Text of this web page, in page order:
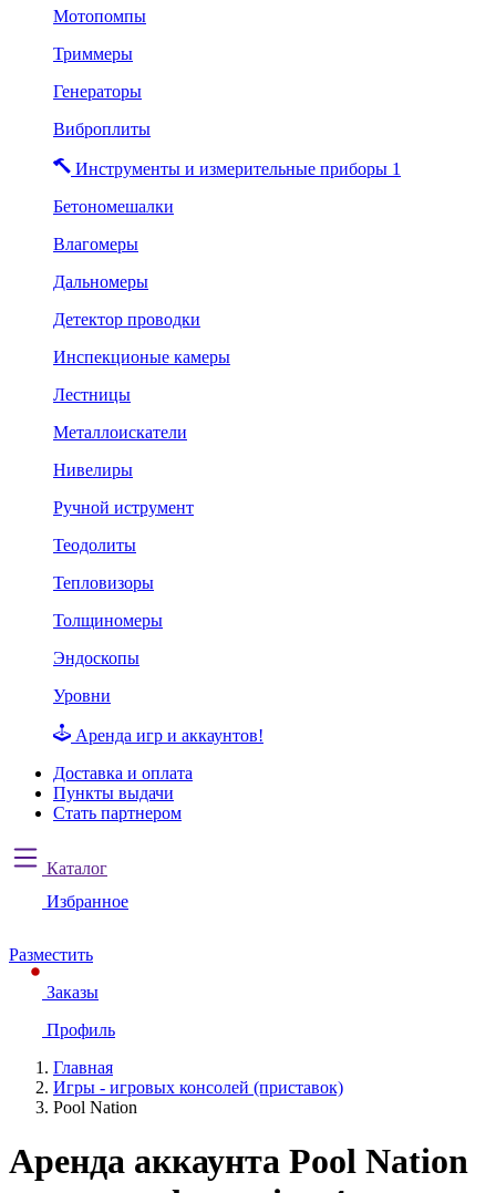
Мотопомпы
Триммеры
Генераторы
Виброплиты
Инструменты и измерительные приборы 1
Бетономешалки
Влагомеры
Дальномеры
Детектор проводки
Инспекционые камеры
Лестницы
Металлоискатели
Нивелиры
Ручной иструмент
Теодолиты
Тепловизоры
Толщиномеры
Эндоскопы
Уровни
Аренда игр и аккаунтов!
Доставка и оплата
Пункты выдачи
Стать партнером
Каталог
Избранное
Разместить
Заказы
Профиль
Главная
Игры - игровых консолей (приставок)
Pool Nation
Аренда аккаунта Pool Nation